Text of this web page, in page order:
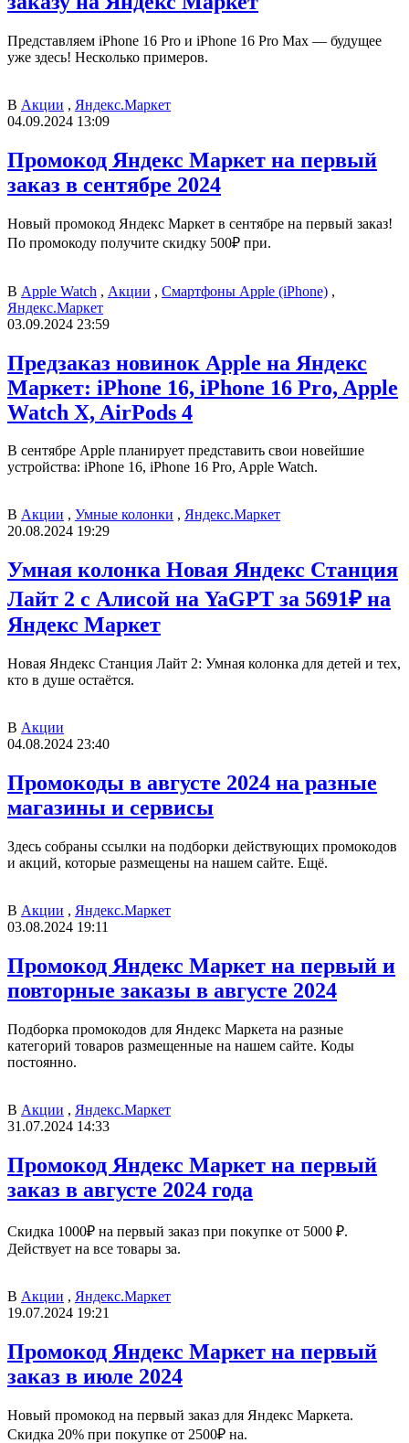
Представляем iPhone 16 Pro и iPhone 16 Pro Max — будущее
уже здесь! Несколько примеров.
В Акции , Яндекс.Маркет
04.09.2024 13:09
Промокод Яндекс Маркет на первый
заказ в сентябре 2024
Новый промокод Яндекс Маркет в сентябре на первый заказ!
По промокоду получите скидку 500₽ при.
В Apple Watch , Акции , Смартфоны Apple (iPhone) ,
Яндекс.Маркет
03.09.2024 23:59
Предзаказ новинок Apple на Яндекс
Маркет: iPhone 16, iPhone 16 Pro, Apple
Watch X, AirPods 4
В сентябре Apple планирует представить свои новейшие
устройства: iPhone 16, iPhone 16 Pro, Apple Watch.
В Акции , Умные колонки , Яндекс.Маркет
20.08.2024 19:29
Умная колонка Новая Яндекс Станция
Лайт 2 с Алисой на YaGPT за 5691₽ на
Яндекс Маркет
Новая Яндекс Станция Лайт 2: Умная колонка для детей и тех,
кто в душе остаётся.
В Акции
04.08.2024 23:40
Промокоды в августе 2024 на разные
магазины и сервисы
Здесь собраны ссылки на подборки действующих промокодов
и акций, которые размещены на нашем сайте. Ещё.
В Акции , Яндекс.Маркет
03.08.2024 19:11
Промокод Яндекс Маркет на первый и
повторные заказы в августе 2024
Подборка промокодов для Яндекс Маркета на разные
категорий товаров размещенные на нашем сайте. Коды
постоянно.
В Акции , Яндекс.Маркет
31.07.2024 14:33
Промокод Яндекс Маркет на первый
заказ в августе 2024 года
Скидка 1000₽ на первый заказ при покупке от 5000 ₽.
Действует на все товары за.
В Акции , Яндекс.Маркет
19.07.2024 19:21
Промокод Яндекс Маркет на первый
заказ в июле 2024
Новый промокод на первый заказ для Яндекс Маркета.
Скидка 20% при покупке от 2500₽ на.